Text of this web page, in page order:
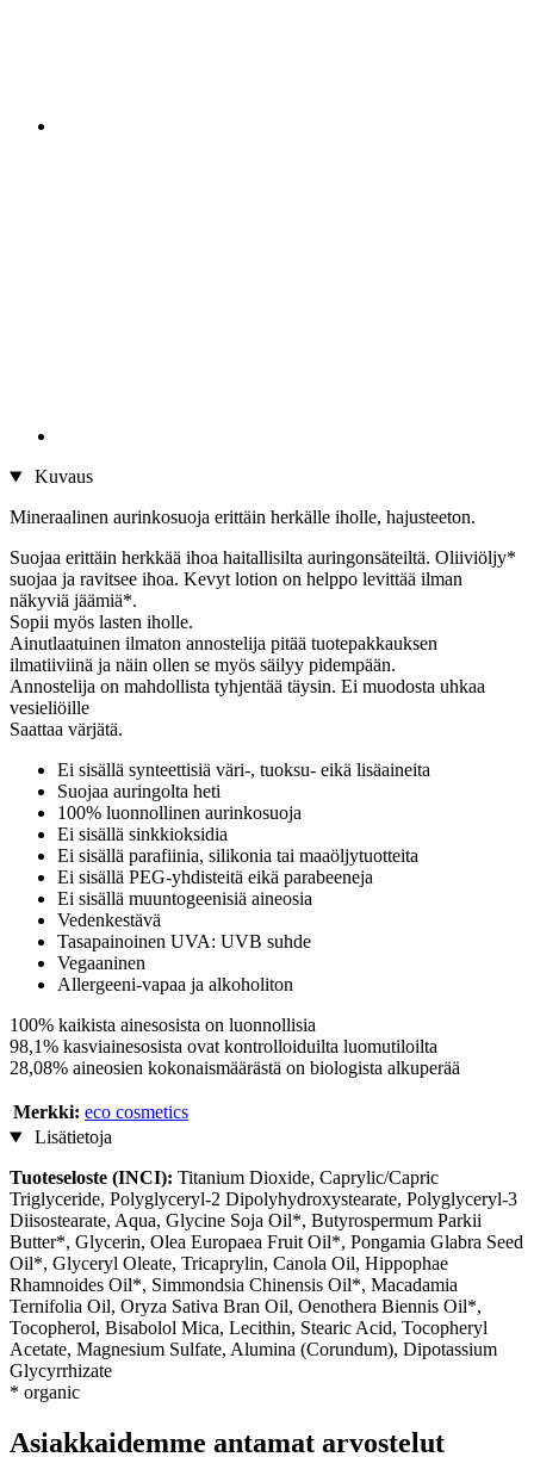
Kuvaus
Mineraalinen aurinkosuoja erittäin herkälle iholle, hajusteeton.
Suojaa erittäin herkkää ihoa haitallisilta auringonsäteiltä. Oliiviöljy*
suojaa ja ravitsee ihoa. Kevyt lotion on helppo levittää ilman
näkyviä jäämiä*.
Sopii myös lasten iholle.
Ainutlaatuinen ilmaton annostelija pitää tuotepakkauksen
ilmatiiviinä ja näin ollen se myös säilyy pidempään.
Annostelija on mahdollista tyhjentää täysin. Ei muodosta uhkaa
vesieliöille
Saattaa värjätä.
Ei sisällä synteettisiä väri-, tuoksu- eikä lisäaineita
Suojaa auringolta heti
100% luonnollinen aurinkosuoja
Ei sisällä sinkkioksidia
Ei sisällä parafiinia, silikonia tai maaöljytuotteita
Ei sisällä PEG-yhdisteitä eikä parabeeneja
Ei sisällä muuntogeenisiä aineosia
Vedenkestävä
Tasapainoinen UVA: UVB suhde
Vegaaninen
Allergeeni-vapaa ja alkoholiton
100% kaikista ainesosista on luonnollisia
98,1% kasviainesosista ovat kontrolloiduilta luomutiloilta
28,08% aineosien kokonaismäärästä on biologista alkuperää
Merkki: eco cosmetics
Lisätietoja
Tuoteseloste (INCI): Titanium Dioxide, Caprylic/Capric
Triglyceride, Polyglyceryl-2 Dipolyhydroxystearate, Polyglyceryl-3
Diisostearate, Aqua, Glycine Soja Oil*, Butyrospermum Parkii
Butter*, Glycerin, Olea Europaea Fruit Oil*, Pongamia Glabra Seed
Oil*, Glyceryl Oleate, Tricaprylin, Canola Oil, Hippophae
Rhamnoides Oil*, Simmondsia Chinensis Oil*, Macadamia
Ternifolia Oil, Oryza Sativa Bran Oil, Oenothera Biennis Oil*,
Tocopherol, Bisabolol Mica, Lecithin, Stearic Acid, Tocopheryl
Acetate, Magnesium Sulfate, Alumina (Corundum), Dipotassium
Glycyrrhizate
* organic
Asiakkaidemme antamat arvostelut